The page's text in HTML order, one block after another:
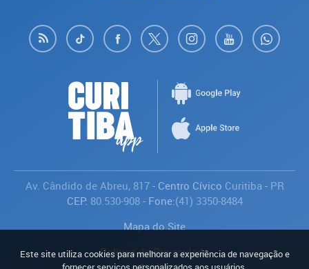
Av. Cândido de Abreu, 817- Centro Cívico Curitiba- PR
CEP: 80.530-908- Fone:(41) 3350-8484
Mapa do Site
Política de Privacidade
Este site utiliza cookies para melhorar a experiência de navegação e